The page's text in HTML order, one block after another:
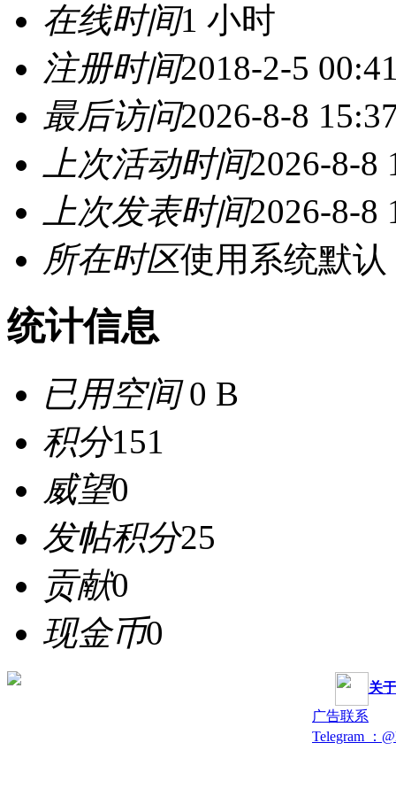
在线时间1 小时
注册时间2018-2-5
最后访问2026-8-8
上次活动时间2026-8-8
上次发表时间2026-8-8
所在时区使用系统默认
统计信息
已用空间0 B
积分151
威望0
发帖积分25
贡献0
现金币0
关
广告联系
Telegram ：